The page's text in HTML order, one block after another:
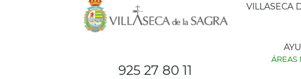
925 27 80 11
VILLASECA
ÁREAS